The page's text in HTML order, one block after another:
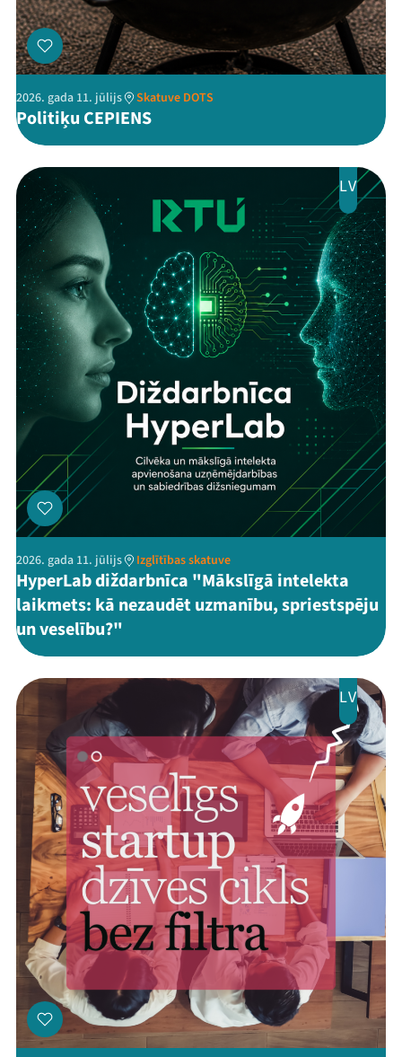
ThreadsFacebookYoutube
X Instagram
Flick TikTok
2026. gada 11. jūlijs Skatuve DOTS
Politiķu CEPIENS
LV
2026. gada 11. jūlijs Izglītības skatuve
HyperLab diždarbnīca "Mākslīgā intelekta
laikmets: kā nezaudēt uzmanību, spriestspēju
un veselību?"
LV